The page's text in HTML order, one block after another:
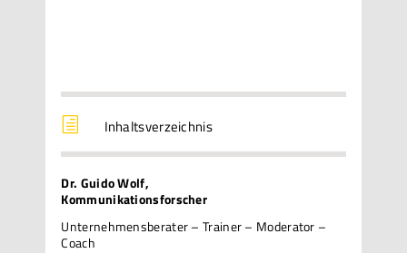
h Inhaltsverzeichnis
Dr. Guido Wolf,
Kommunikationsforscher
Unternehmensberater – Trainer – Moderator –
Coach